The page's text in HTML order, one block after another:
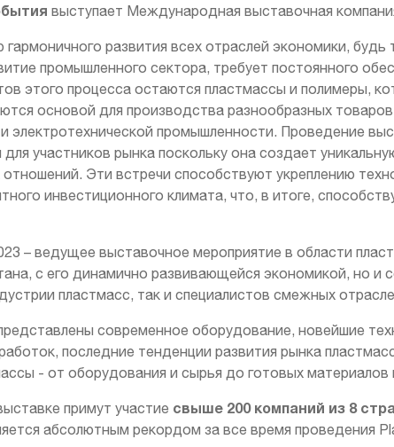
выступает Международная выставочная
гармоничного развития всех отраслей экономики,
промышленного сектора, требует постоянного
этого процесса остаются пластмассы и полимеры,
основой для производства разнообразных
электротехнической промышленности. Проведение
участников рынка поскольку она создает
отношений. Эти встречи способствуют укреплению
инвестиционного климата, что, в итоге,
– ведущее выставочное мероприятие в области
с его динамично развивающейся экономикой, но
пластмасс, так и специалистов смежных
современное оборудование, новейшие
последние тенденции развития рынка
- от оборудования и сырья до готовых материалов
примут участие свыше 200 компаний из 8
абсолютным рекордом за все время проведения